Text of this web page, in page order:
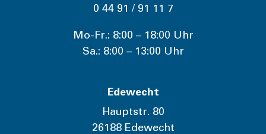
0 44 91 / 91 11 7
Mo-Fr.: 8:00 – 18:00 Uhr
Sa.: 8:00 – 13:00 Uhr
Edewecht
Hauptstr. 80
26188 Edewecht